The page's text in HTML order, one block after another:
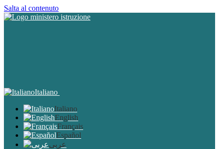
Salta al contenuto
Italiano
Italiano
English
Français
Español
عربى